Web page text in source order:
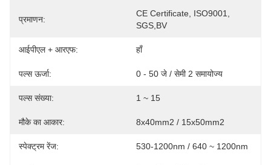
प्रमाणन:
CE Certificate, ISO9001,
SGS,BV
आईपीएल + आरएफ: हाँ
पल्स ऊर्जा: 0 - 50 जे / सेमी 2 समायोज्य
पल्स संख्या: 1 ~ 15
मौके का आकार: 8x40mm2 / 15x50mm2
स्पेक्ट्रम रेंज: 530-1200nm / 640 ~ 1200nm